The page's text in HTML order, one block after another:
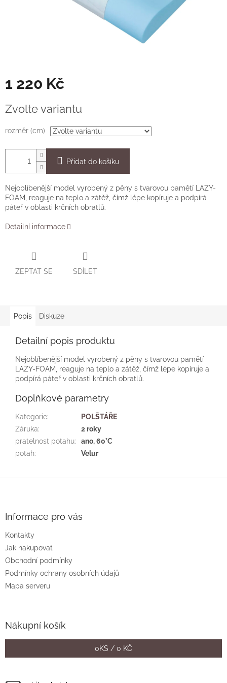
1 220 Kč
cena:
Zvolte variantu
rozměr (cm)
Přidat do košíku
Nejoblíbenější model vyrobený z pěny s tvarovou pamětí LAZY-
FOAM, reaguje na teplo a zátěž, čímž lépe kopíruje a podpírá
páteř v oblasti krčních obratlů.
Detailní informace
ZEPTAT SE SDÍLET
Popis Diskuze
Detailní popis produktu
Nejoblíbenější model vyrobený z pěny s tvarovou pamětí
LAZY-FOAM, reaguje na teplo a zátěž, čímž lépe kopíruje a
podpírá páteř v oblasti krčních obratlů.
Doplňkové parametry
Kategorie:
POLŠTÁŘE
Záruka:
2 roky
pratelnost potahu:
ano, 60°C
potah: Velur
Informace pro vás
Kontakty
Jak nakupovat
Obchodní podmínky
Podmínky ochrany osobních údajů
Mapa serveru
Nákupní košík
0KS / 0 KČ